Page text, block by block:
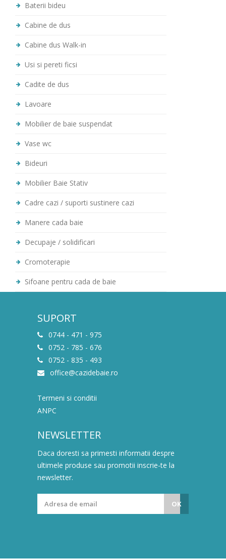
Baterii bideu
Cabine de dus
Cabine dus Walk-in
Usi si pereti ficsi
Cadite de dus
Lavoare
Mobilier de baie suspendat
Vase wc
Bideuri
Mobilier Baie Stativ
Cadre cazi / suporti sustinere cazi
Manere cada baie
Decupaje / solidificari
Cromoterapie
Sifoane pentru cada de baie
SUPORT
0744 - 471 - 975
0752 - 785 - 676
0752 - 835 - 493
office@cazidebaie.ro
Termeni si conditii
ANPC
NEWSLETTER
Daca doresti sa primesti informatii despre
ultimele produse sau promotii inscrie-te la
newsletter.
OK